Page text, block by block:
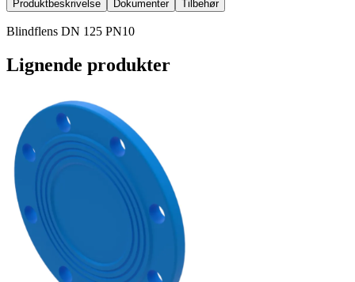
Produktbeskrivelse Dokumenter Tilbehør
Blindflens DN 125 PN10
Lignende produkter